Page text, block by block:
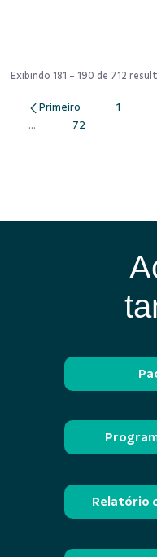
Exibindo 181 - 190 de 712
Página
1
...Páginas intermediárias
Página
72
Relatório